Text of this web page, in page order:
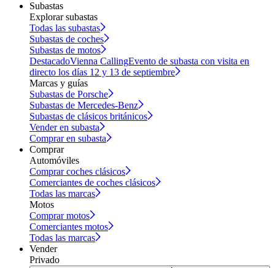
Subastas
Explorar subastas
Todas las subastas
Subastas de coches
Subastas de motos
DestacadoVienna CallingEvento de subasta con visita en
directo los días 12 y 13 de septiembre
Marcas y guías
Subastas de Porsche
Subastas de Mercedes-Benz
Subastas de clásicos británicos
Vender en subasta
Comprar en subasta
Comprar
Automóviles
Comprar coches clásicos
Comerciantes de coches clásicos
Todas las marcas
Motos
Comprar motos
Comerciantes motos
Todas las marcas
Vender
Privado